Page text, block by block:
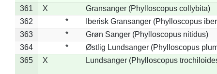
361
X
Gransanger (Phylloscopus collybita)
362
*
Iberisk Gransanger (Phylloscopus
363
*
Grøn Sanger (Phylloscopus nitidus)
364
*
Østlig Lundsanger (Phylloscopus
365
X Lundsanger (Phylloscopus